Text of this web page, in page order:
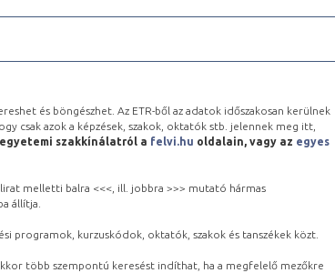
és böngészhet. Az ETR-ből az adatok időszakosan kerülnek
csak azok a képzések, szakok, oktatók stb. jelennek meg itt,
szakkínálatról a felvi.hu oldalain, vagy az egyes
melletti balra <<<, ill. jobbra >>> mutató hármas
állítja.
programok, kurzuskódok, oktatók, szakok és tanszékek közt.
több szempontú keresést indíthat, ha a megfelelő mezőkre